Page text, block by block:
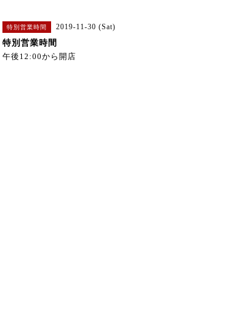
特別営業時間 2019-11-30 (Sat)
特別営業時間
午後12:00から開店